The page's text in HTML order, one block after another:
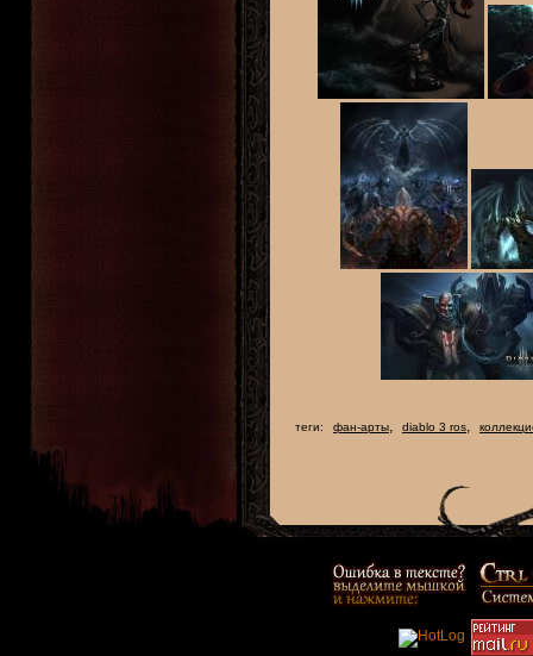
теги: фан-арты, diablo 3 ros,